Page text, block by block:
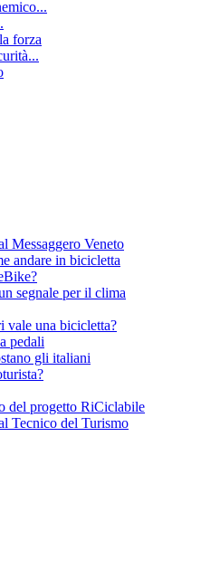
forza
Messaggero Veneto
andare in bicicletta
segnale per il clima
vale una bicicletta?
pedali
gli italiani
del progetto RiCiclabile
Tecnico del Turismo